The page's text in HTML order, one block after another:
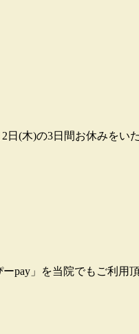
(木)の3日間お休みをい
pay」を当院でもご利